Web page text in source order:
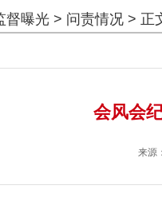
督曝光 > 问责情况 > 正
会风会
来源